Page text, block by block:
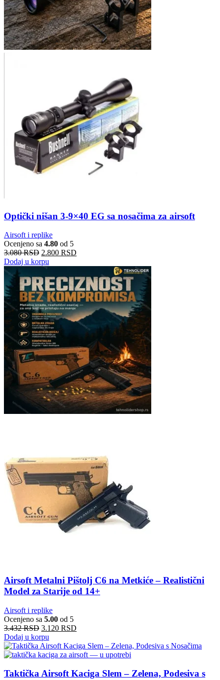
Optički nišan 3-9×40 EG sa nosačima za airsoft
Airsoft i replike
Ocenjeno sa 4.80 od 5
3.080RSD 2.800 RSD
Dodaj u korpu
Airsoft Metalni Pištolj C6 na Metkiće – Realistični
Model za Starije od 14+
Airsoft i replike
Ocenjeno sa 5.00 od 5
3.432RSD 3.120 RSD
Dodaj u korpu
Taktička Airsoft Kaciga Slem – Zelena, Podesiva s